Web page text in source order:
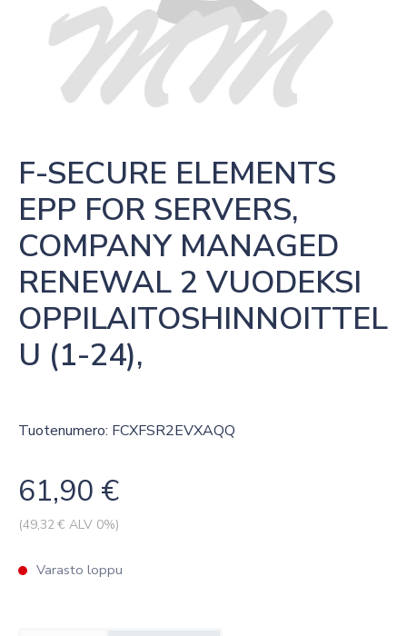
F-SECURE ELEMENTS
EPP FOR SERVERS,
COMPANY MANAGED
RENEWAL 2 VUODEKSI
OPPILAITOSHINNOITTEL
U (1-24),
Tuotenumero: FCXFSR2EVXAQQ
61,90 €
(49,32€ ALV 0%)
Varasto loppu